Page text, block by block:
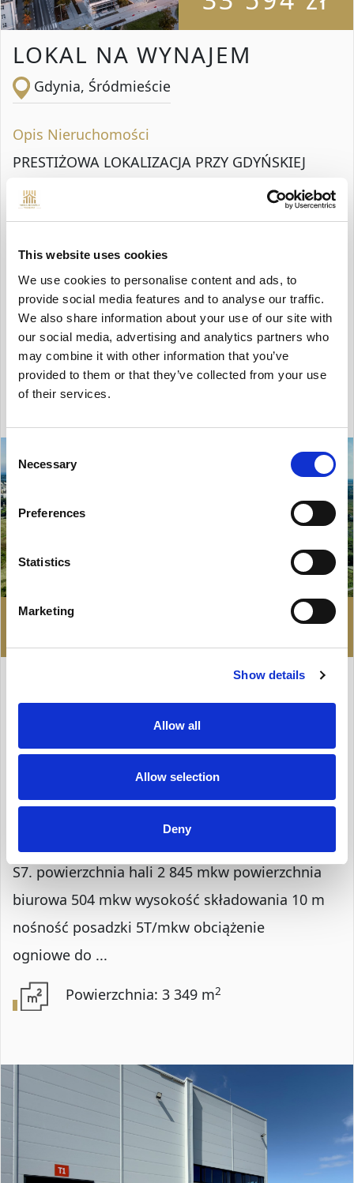
This website uses cookies
We use cookies to personalise content and ads, to
provide social media features and to analyse our traffic.
We also share information about your use of our site with
our social media, advertising and analytics partners who
may combine it with other information that you’ve
provided to them or that they’ve collected from your use
of their services.
Selection
Necessary
Preferences
Statistics
Marketing
Show details
Allow all
Allow selection
Deny
LOKAL NA WYNAJEM
Gdynia, Śródmieście
Opis Nieruchomości
PRESTIŻOWA LOKALIZACJA PRZY GDYŃSKIEJ
MARINIE Najwyższej klasy biurowiec z
certyfikacją energetyczną i środowiskową
zakresie zużycia energii elektrycznej i wody oraz
kontroli jakości powietrza. Zabezpieczenia
energetyczne gwarantują ...
Powierzchnia: 474 m 2
77 806 zł
HALA NA WYNAJEM
Opis Nieruchomości
S7. powierzchnia hali 2 845 mkw powierzchnia
biurowa 504 mkw wysokość składowania 10 m
nośność posadzki 5T/mkw obciążenie
ogniowe do ...
Powierzchnia: 3 349 m2